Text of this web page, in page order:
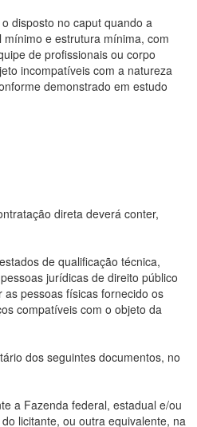
disposto no caput quando a
e estrutura mínima, com
de profissionais ou corpo
incompatíveis com a natureza
demonstrado em estudo
direta deverá conter,
de qualificação técnica,
jurídicas de direito público
pessoas físicas fornecido os
compatíveis com o objeto da
dos seguintes documentos, no
a Fazenda federal, estadual e/ou
licitante, ou outra equivalente, na